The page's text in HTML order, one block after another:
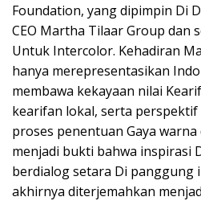
Foundation, yang dipimpin Di
CEO Martha Tilaar Group dan
Untuk Intercolor. Kehadiran
hanya merepresentasikan
membawa kekayaan nilai
kearifan lokal, serta
proses penentuan Gaya
menjadi bukti bahwa inspirasi
berdialog setara Di panggung
akhirnya diterjemahkan